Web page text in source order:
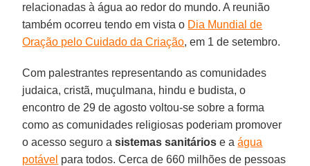
relacionadas à água ao redor do mundo. A reunião
também ocorreu tendo em vista o Dia Mundial de
Oração pelo Cuidado da Criação, em 1 de setembro.
Com palestrantes representando as comunidades
judaica, cristã, muçulmana, hindu e budista, o
encontro de 29 de agosto voltou-se sobre a forma
como as comunidades religiosas poderiam promover
o acesso seguro asistemas sanitários e aágua
potável para todos. Cerca de 660 milhões de pessoas